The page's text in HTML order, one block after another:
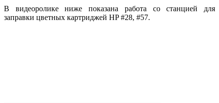
В видеоролике ниже показана работа со станцией для
заправки цветных картриджей HP #28, #57.